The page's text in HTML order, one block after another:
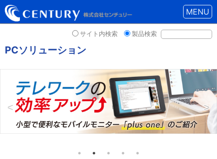
MENU
サイト内検索 製品検索
PCソリューション